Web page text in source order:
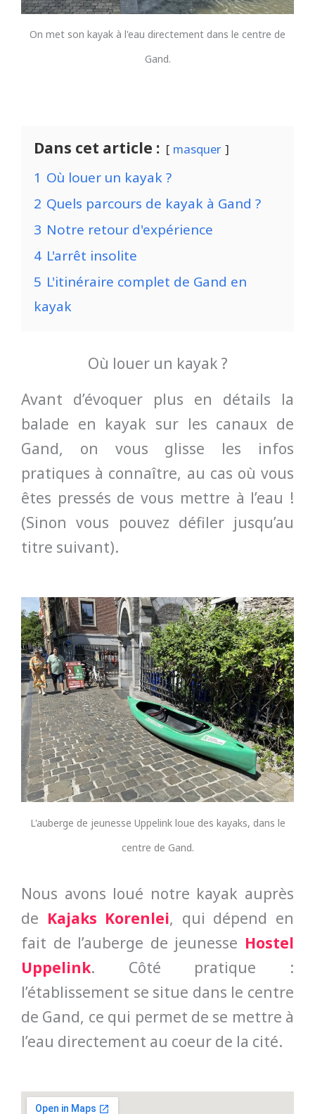
On met son kayak à l'eau directement dans le centre de
Gand.
Dans cet article : masquer
1 Où louer un kayak ?
2 Quels parcours de kayak à Gand ?
3 Notre retour d'expérience
4 L'arrêt insolite
5 L'itinéraire complet de Gand en
kayak
Où louer un kayak ?
Avant d’évoquer plus en détails la
balade en kayak sur les canaux de
Gand, on vous glisse les infos
pratiques à connaître, au cas où vous
êtes pressés de vous mettre à l’eau !
(Sinon vous pouvez défiler jusqu’au
titre suivant).
L'auberge de jeunesse Uppelink loue des kayaks, dans le
centre de Gand.
Nous avons loué notre kayak auprès
de Kajaks Korenlei, qui dépend en
fait de l’auberge de jeunesse Hostel
Uppelink. Côté pratique :
l’établissement se situe dans le centre
de Gand, ce qui permet de se mettre à
l’eau directement au coeur de la cité.